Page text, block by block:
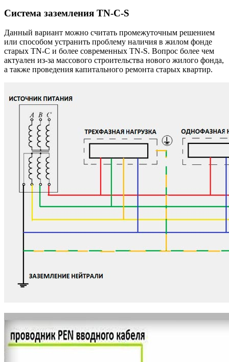
Система заземления TN-C-S
Данный вариант можно считать промежуточным решением
или способом устранить проблему наличия в жилом фонде
старых TN-C и более современных TN-S. Вопрос более чем
актуален из-за массового строительства нового жилого фонда,
а также проведения капитального ремонта старых квартир.